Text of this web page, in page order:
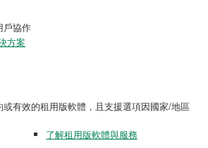
戶協作
方案
有效的租用版軟體，且支援選項因國家/地區
了解租用版軟體與服務